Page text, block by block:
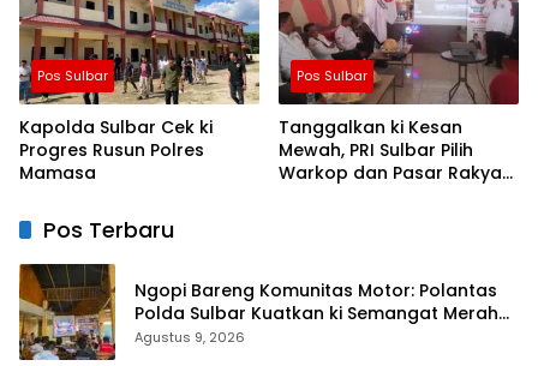
Pos Sulbar
Kapolda Sulbar Cek ki
Progres Rusun Polres
Mamasa
Pos Sulbar
Tanggalkan ki Kesan
Mewah, PRI Sulbar Pilih
Warkop dan Pasar Rakyat
Pos Terbaru
Ngopi Bareng Komunitas Motor: Polantas
Polda Sulbar Kuatkan ki Semangat Merah
Putih dan Keselamatan
Agustus 9, 2026